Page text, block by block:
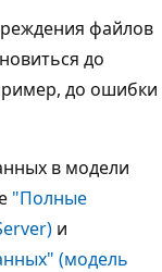
файлов
до
до ошибки
в модели
"Полные
и
(модель